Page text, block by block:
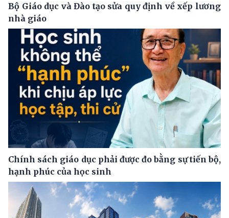
Bộ Giáo dục và Đào tạo sửa quy định về xếp lương
nhà giáo
Chính sách giáo dục phải được đo bằng sự tiến bộ,
hạnh phúc của học sinh